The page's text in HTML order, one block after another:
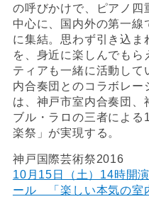
の呼びかけで、ピアノ四
中心に、国内外の第一線
に集結。思わず引き込ま
を、身近に楽しんでもら
ティアも一緒に活動し
内合奏団とのコラボレ
は、神戸市室内合奏団、
ブル・ラロの三者によ
楽祭」が実現する。
神戸国際芸術祭2016
10月15日（土）14時開
ール 「楽しい本気の室